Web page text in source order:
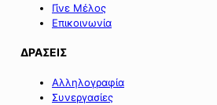
Γίνε Μέλος
Επικοινωνία
ΔΡΑΣΕΙΣ
Αλληλογραφία
Συνεργασίες